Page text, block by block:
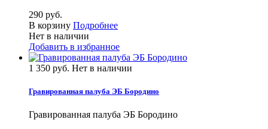
290 руб.
В корзину Подробнее
Нет в наличии
Добавить в избранное
1 350 руб. Нет в наличии
Гравированная палуба ЭБ Бородино
Гравированная палуба ЭБ Бородино